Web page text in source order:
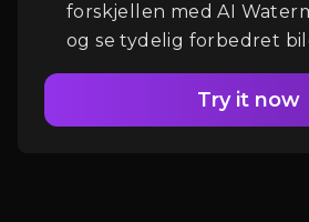
forskjellen med AI
og se tydelig forbedret
Try it now